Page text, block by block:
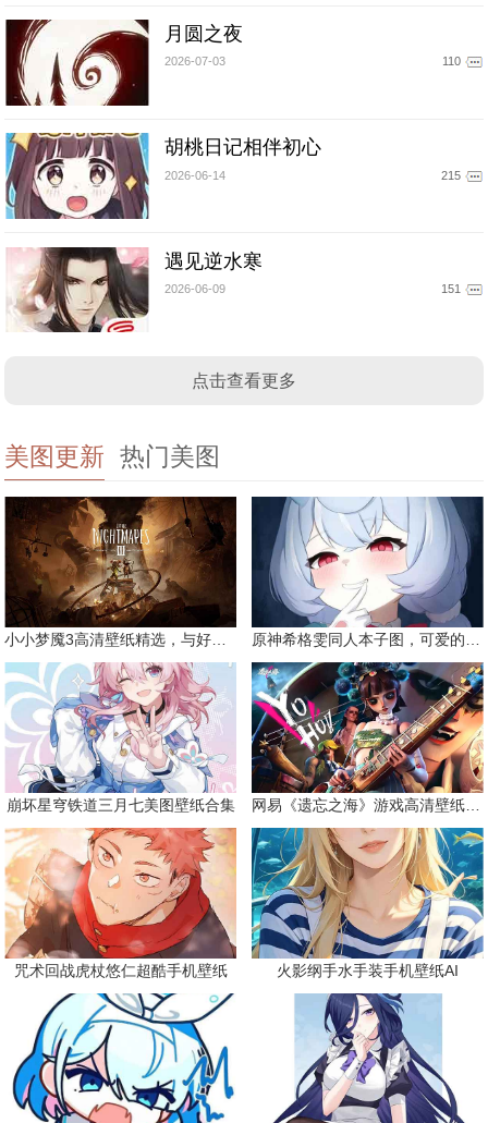
月圆之夜
2026-07-03 110
胡桃日记相伴初心
2026-06-14 215
遇见逆水寒
2026-06-09 151
点击查看更多
美图更新 热门美图
小小梦魇3高清壁纸精选，与好友一同面对恐惧 原神希格雯同人本子图，可爱的双马尾
崩坏星穹铁道三月七美图壁纸合集 网易《遗忘之海》游戏高清壁纸精选
咒术回战虎杖悠仁超酷手机壁纸 火影纲手水手装手机壁纸AI